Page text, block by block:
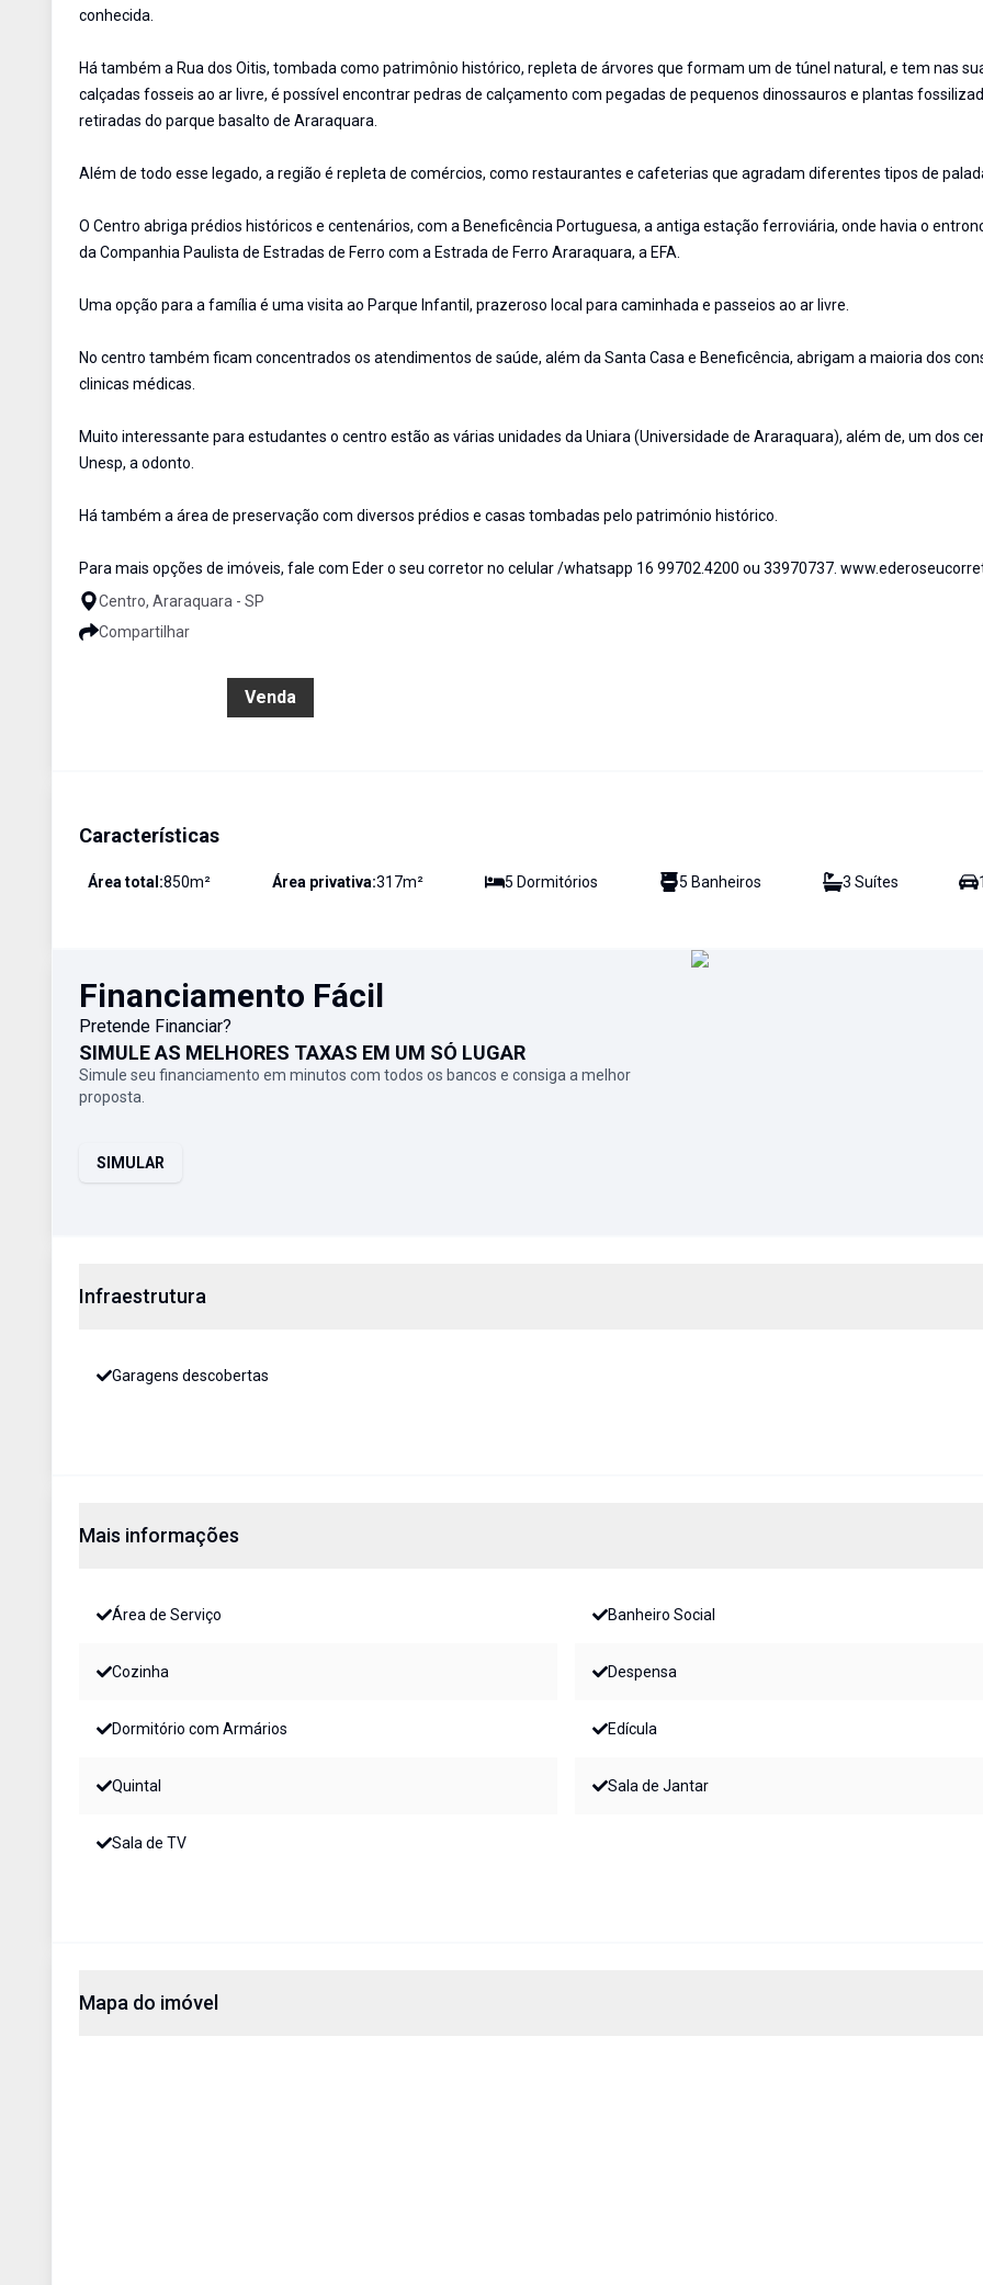
conhecida.
Há também a Rua dos Oitis, tombada como patrimônio histórico, repleta de árvores que formam um de túnel natural, e tem nas
calçadas fosseis ao ar livre, é possível encontrar pedras de calçamento com pegadas de pequenos dinossauros e plantas
retiradas do parque basalto de Araraquara.
Além de todo esse legado, a região é repleta de comércios, como restaurantes e cafeterias que agradam diferentes tipos de
O Centro abriga prédios históricos e centenários, com a Beneficência Portuguesa, a antiga estação ferroviária, onde havia o
da Companhia Paulista de Estradas de Ferro com a Estrada de Ferro Araraquara, a EFA.
Uma opção para a família é uma visita ao Parque Infantil, prazeroso local para caminhada e passeios ao ar livre.
No centro também ficam concentrados os atendimentos de saúde, além da Santa Casa e Beneficência, abrigam a maioria dos
clinicas médicas.
Muito interessante para estudantes o centro estão as várias unidades da Uniara (Universidade de Araraquara), além de, um dos
Unesp, a odonto.
Há também a área de preservação com diversos prédios e casas tombadas pelo património histórico.
Para mais opções de imóveis, fale com Eder o seu corretor no celular /whatsapp 16 99702.4200 ou 33970737.
Centro, Araraquara - SP
Compartilhar
Venda
Características
Área total:850m² Área privativa:317m² 5 Dormitórios 5 Banheiros 3 Suítes
Financiamento Fácil
Pretende Financiar?
SIMULE AS MELHORES TAXAS EM UM SÓ LUGAR
Simule seu financiamento em minutos com todos os bancos e consiga a melhor
proposta.
SIMULAR
Infraestrutura
Garagens descobertas
Mais informações
Área de Serviço Banheiro Social
Cozinha Despensa
Dormitório com Armários Edícula
Quintal Sala de Jantar
Sala de TV
Mapa do imóvel